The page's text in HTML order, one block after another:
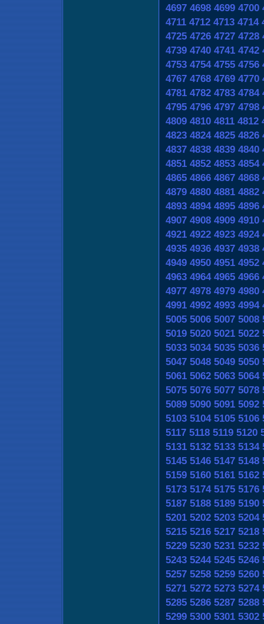
4697 4698 4699 4700
4711 4712 4713 4714
4725 4726 4727 4728
4739 4740 4741 4742
4753 4754 4755 4756
4767 4768 4769 4770
4781 4782 4783 4784
4795 4796 4797 4798
4809 4810 4811 4812
4823 4824 4825 4826
4837 4838 4839 4840
4851 4852 4853 4854
4865 4866 4867 4868
4879 4880 4881 4882
4893 4894 4895 4896
4907 4908 4909 4910
4921 4922 4923 4924
4935 4936 4937 4938
4949 4950 4951 4952
4963 4964 4965 4966
4977 4978 4979 4980
4991 4992 4993 4994
5005 5006 5007 5008
5019 5020 5021 5022
5033 5034 5035 5036
5047 5048 5049 5050
5061 5062 5063 5064
5075 5076 5077 5078
5089 5090 5091 5092
5103 5104 5105 5106
5117 5118 5119 5120
5131 5132 5133 5134
5145 5146 5147 5148
5159 5160 5161 5162
5173 5174 5175 5176
5187 5188 5189 5190
5201 5202 5203 5204
5215 5216 5217 5218
5229 5230 5231 5232
5243 5244 5245 5246
5257 5258 5259 5260
5271 5272 5273 5274
5285 5286 5287 5288
5299 5300 5301 5302